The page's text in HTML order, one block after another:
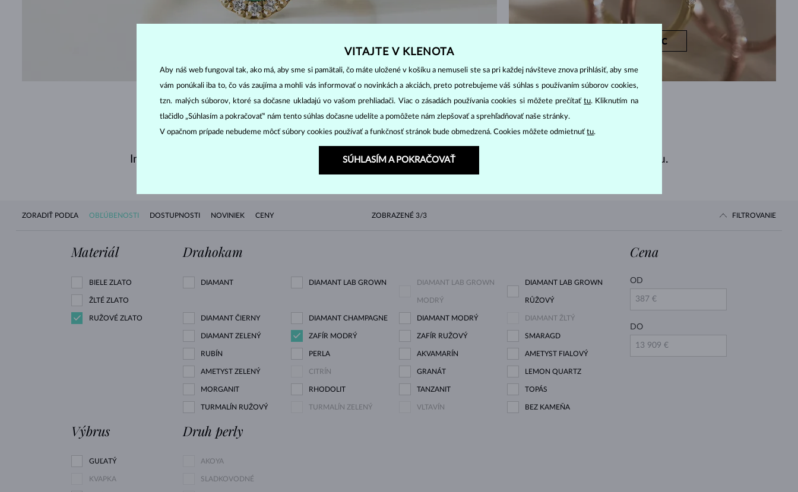
ZISTIŤ VIAC
ZAČNITE TÝMNAJLEPŠÍM
Inšpirujte sa nedávno zakúpenými zlatými prsteňmi a naším spracovaním nadčasového aj klasického dizajnu.
ZORADIŤ PODĽA OBĽÚBENOSTI DOSTUPNOSTI NOVINIEK CENY ZOBRAZENÉ 3/3 FILTROVANIE
Materiál
BIELE ZLATO
ŽLTÉ ZLATO
RUŽOVÉ ZLATO
Drahokam
DIAMANT DIAMANT LAB GROWN DIAMANT LAB GROWN
MODRÝ
DIAMANT LAB GROWN
RŮŽOVÝ
DIAMANT ČIERNY DIAMANT CHAMPAGNE DIAMANT MODRÝ DIAMANT ŽLTÝ
DIAMANT ZELENÝ ZAFÍR MODRÝ ZAFÍR RUŽOVÝ SMARAGD
RUBÍN PERLA AKVAMARÍN AMETYST FIALOVÝ
AMETYST ZELENÝ CITRÍN GRANÁT LEMON QUARTZ
MORGANIT RHODOLIT TANZANIT TOPÁS
TURMALÍN RUŽOVÝ TURMALÍN ZELENÝ VLTAVÍN BEZ KAMEŇA
Cena
OD
DO
Výbrus
GUĽATÝ
KVAPKA
Druh perly
AKOYA
SLADKOVODNÉ
VITAJTE V KLENOTA
Aby náš web fungoval tak, ako má, aby sme si pamätali, čo máte uložené v košíku a nemuseli ste sa pri každej návšteve znova prihlásiť, aby sme
vám ponúkali iba to, čo vás zaujíma a mohli vás informovať o novinkách a akciách, preto potrebujeme váš súhlas s používaním súborov cookies,
tzn. malých súborov, ktoré sa dočasne ukladajú vo vašom prehliadači. Viac o zásadách používania cookies si môžete prečítaťtu. Kliknutím na
tlačidlo „Súhlasím a pokračovať“ nám tento súhlas dočasne udelíte a pomôžete nám zlepšovať a sprehľadňovať naše stránky.
V opačnom prípade nebudeme môcť súbory cookies používať a funkčnosť stránok bude obmedzená. Cookies môžete odmietnuťtu.
SÚHLASÍM A POKRAČOVAŤ